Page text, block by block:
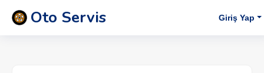
Oto Servis Giriş Yap